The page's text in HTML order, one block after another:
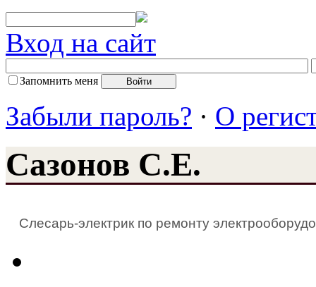
Вход на сайт
Запомнить меня
Забыли пароль? · О
Сазонов С.Е.
Слесарь-электрик по ремонту